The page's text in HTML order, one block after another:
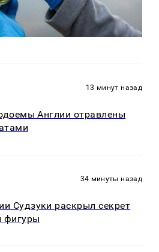
13 минут назад
Англии отравлены
34 минуты назад
Судзуки раскрыл секрет
фигуры